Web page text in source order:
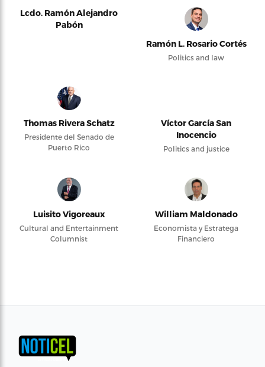
Lcdo. Ramón Alejandro
Pabón
Ramón L. Rosario Cortés
Politics and law
Thomas Rivera Schatz
Presidente del Senado de
Puerto Rico
Víctor García San
Inocencio
Politics and justice
Luisito Vigoreaux
Cultural and Entertainment
Columnist
William Maldonado
Economista y Estratega
Financiero